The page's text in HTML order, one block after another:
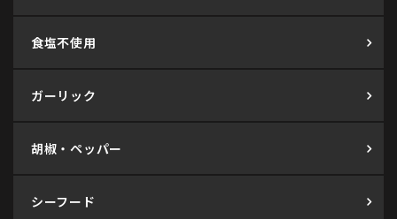
食塩不使用
ガーリック
胡椒・ペッパー
シーフード